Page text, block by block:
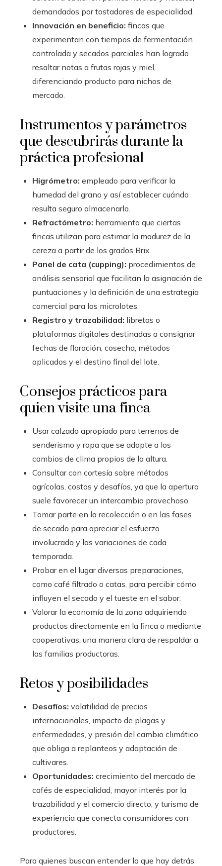
demandados por tostadores de especialidad.
Innovación en beneficio: fincas que
experimentan con tiempos de fermentación
controlada y secados parciales han logrado
resaltar notas a frutas rojas y miel,
diferenciando producto para nichos de
mercado.
Instrumentos y parámetros
que descubrirás durante la
práctica profesional
Higrómetro: empleado para verificar la
humedad del grano y así establecer cuándo
resulta seguro almacenarlo.
Refractómetro: herramienta que ciertas
fincas utilizan para estimar la madurez de la
cereza a partir de los grados Brix.
Panel de cata (cupping): procedimientos de
análisis sensorial que facilitan la asignación de
puntuaciones y la definición de una estrategia
comercial para los microlotes.
Registro y trazabilidad: libretas o
plataformas digitales destinadas a consignar
fechas de floración, cosecha, métodos
aplicados y el destino final del lote.
Consejos prácticos para
quien visite una finca
Usar calzado apropiado para terrenos de
senderismo y ropa que se adapte a los
cambios de clima propios de la altura.
Consultar con cortesía sobre métodos
agrícolas, costos y desafíos, ya que la apertura
suele favorecer un intercambio provechoso.
Tomar parte en la recolección o en las fases
de secado para apreciar el esfuerzo
involucrado y las variaciones de cada
temporada.
Probar en el lugar diversas preparaciones,
como café filtrado o catas, para percibir cómo
influyen el secado y el tueste en el sabor.
Valorar la economía de la zona adquiriendo
productos directamente en la finca o mediante
cooperativas, una manera clara de respaldar a
las familias productoras.
Retos y posibilidades
Desafíos: volatilidad de precios
internacionales, impacto de plagas y
enfermedades, y presión del cambio climático
que obliga a replanteos y adaptación de
cultivares.
Oportunidades: crecimiento del mercado de
cafés de especialidad, mayor interés por la
trazabilidad y el comercio directo, y turismo de
experiencia que conecta consumidores con
productores.
Para quienes buscan entender lo que hay detrás